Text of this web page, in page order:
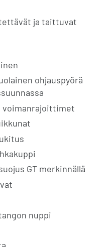
ja taittuvat
ohjauspyörä
voimanrajoittimet
GT merkinnällä
nuppi